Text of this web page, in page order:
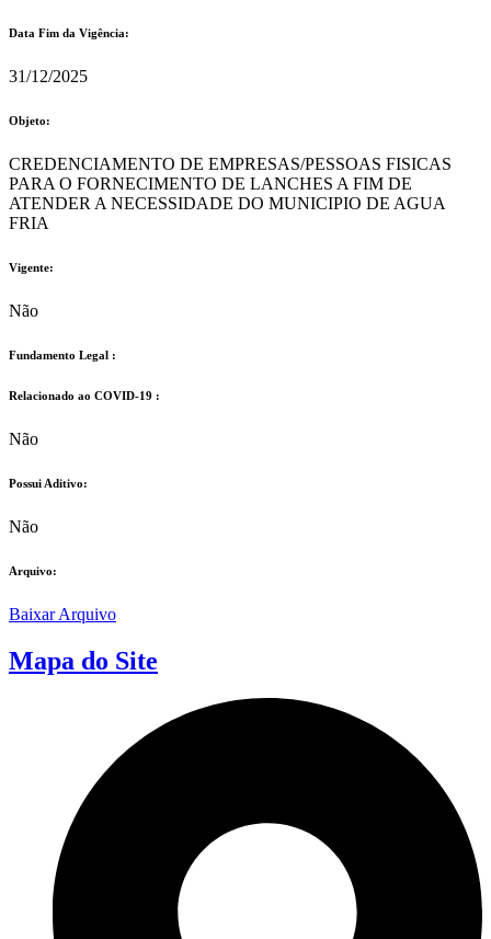
Data Fim da Vigência:
31/12/2025
Objeto:
CREDENCIAMENTO DE EMPRESAS/PESSOAS FISICAS
PARA O FORNECIMENTO DE LANCHES A FIM DE
ATENDER A NECESSIDADE DO MUNICIPIO DE AGUA
FRIA
Vigente:
Não
Fundamento Legal :​
Relacionado ao COVID-19 :​
Não
Possui Aditivo:​
Não
Arquivo:
Baixar Arquivo
Mapa do Site